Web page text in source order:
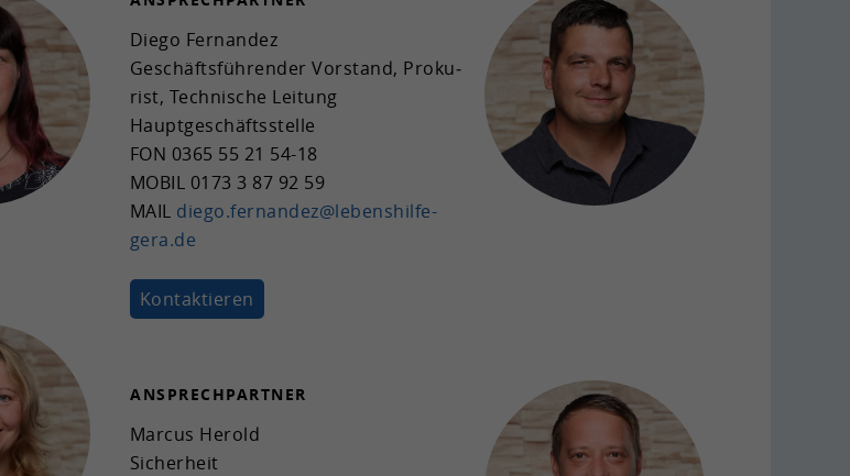
Diego Fer­nan­dez
Ge­schäfts­füh­ren­der Vor­stand, Pro­ku­
rist, Tech­ni­sche Lei­tung
Haupt­ge­schäfts­stel­le
FON 0365 55 21 54-18
MOBIL 0173 3 87 92 59
MAIL diego.fer­nan­dez@lebenshilfe-​
gera.de
Kon­tak­tie­ren
AN­SPRECH­PART­NER
Mar­cus He­rold
Si­cher­heit
1 Jahr
Cookie von Google zur Darstellung von
Karten.